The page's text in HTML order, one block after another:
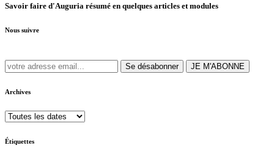
Savoir faire d'Auguria résumé en quelques articles et modules
Nous suivre
Se désabonner JE M'ABONNE
Archives
Étiquettes